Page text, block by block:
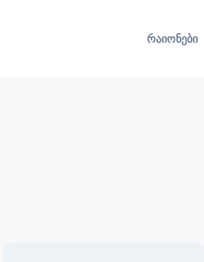
რაიონები